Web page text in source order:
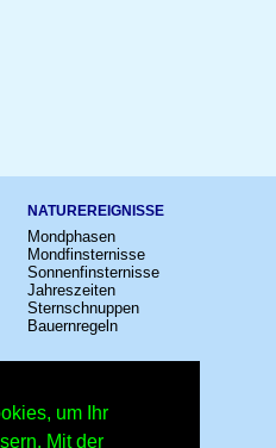
um Ihr
Mit der
NATUREREIGNISSE
Mondphasen
Mondfinsternisse
Sonnenfinsternisse
Jahreszeiten
Sternschnuppen
Bauernregeln
Zeitumstellung
Sternzeichen
Schalttage